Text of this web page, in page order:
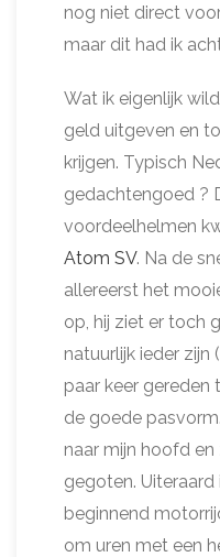
nog niet direct
maar dit had ik
Wat ik eigenlijk
geld uitgeven en
krijgen. Typisch
gedachtengoed ?
voordeelhelmen
Atom SV. Na de
allereerst het
op, hij ziet er toch
natuurlijk ieder zijn
paar keer gereden
de goede
naar mijn hoofd en
gegoten. Uiteraard
beginnend
om uren met een